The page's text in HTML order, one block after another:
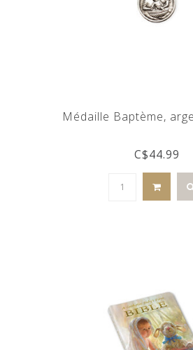
Médaille Baptème,
C$44.99